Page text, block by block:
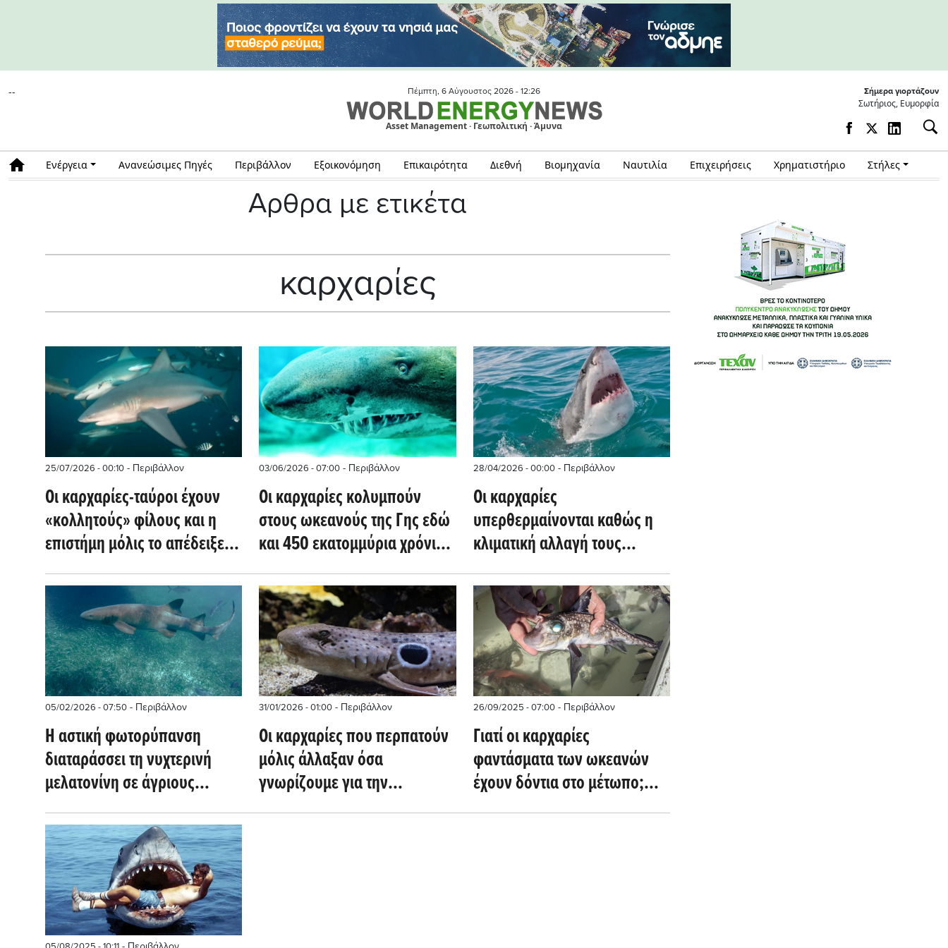
-- Πέμπτη, 6 Αύγουστος 2026 - 12:26
Asset Management · Γεωπολιτική · Άμυνα
Σήμερα γιορτάζουν
Σωτήριος, Ευμορφία
Ενέργεια Ανανεώσιμες Πηγές Περιβάλλον Εξοικονόμηση Επικαιρότητα Διεθνή Βιομηχανία Ναυτιλία Επιχειρήσεις Χρηματιστήριο Στήλες
Αρθρα με ετικέτα
καρχαρίες
25/07/2026 - 00:10 - Περιβάλλον
Οι καρχαρίες-ταύροι έχουν
«κολλητούς» φίλους και η
επιστήμη μόλις το απέδειξε
(sciencedaily.com)
03/06/2026 - 07:00 - Περιβάλλον
Οι καρχαρίες κολυμπούν
στους ωκεανούς της Γης εδώ
και 450 εκατομμύρια χρόνια
πριν ακόμα εμφανιστούν τα
δέντρα (spacedaily.com)
28/04/2026 - 00:00- Περιβάλλον
Οι καρχαρίες
υπερθερμαίνονται καθώς η
κλιματική αλλαγή τους
σπρώχνει προς τις όχθες των
ωκεανών (scitechdaily.com)
05/02/2026 - 07:50 - Περιβάλλον
Η αστική φωτορύπανση
διαταράσσει τη νυχτερινή
μελατονίνη σε άγριους
καρχαρίες-νοσοκόμους
(phys.org)
31/01/2026 - 01:00 - Περιβάλλον
Οι καρχαρίες που περπατούν
μόλις άλλαξαν όσα
γνωρίζουμε για την
κατανάλωση ενέργειας στην
26/09/2025 - 07:00- Περιβάλλον
Γιατί οι καρχαρίες
φαντάσματα των ωκεανών
έχουν δόντια στο μέτωπο;
(scitechdaily.com)